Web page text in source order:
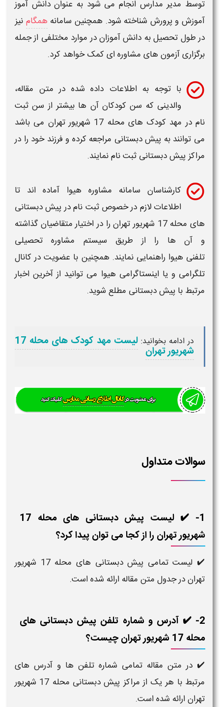
مدیر مدارس انجام می شود به عنوان دانش آموز
و پرورش شناخته شود. همچنین سامانههمگامنیز
طول تحصیل به دانش آموزان در موارد مختلفی از جمله
آزمون های مشاوره ای کمک خواهد کرد.
با توجه به اطلاعات داده شده در متن مقاله،
والدینی که سن کودکان آن ها بیشتر از سن ثبت
در مهد کودک هایمحله 17 شهریور تهران
می باشد
توانند بهپیش دبستانیمراجعه کرده و فرزند خود را در
پیش دبستانیثبت نام نمایند.
کارشناسان سامانه مشاورههیواآماده اند تا
اطلاعات لازم در خصوص ثبت نام درپیش دبستانی
محله 17 شهریور تهران
را در اختیار متقاضیان گذاشته
آن ها را از طریق سیستم مشاوره تحصیلی
هیواراهنمایی نمایند. همچنین با عضویت در کانال
و یا اینستاگرامیهیوامی توانید از آخرین اخبار
باپیش دبستانیمطلع شوید.
در ادامه بخوانید: لیست مهد کودک های محله 17
شهریور تهران
متداول
1- ✔️ لیست پیش دبستانی های محله 17
تهران را از کجا می توان پیدا کرد؟
✔️ لیست تمامی پیش دبستانی های محله 17 شهریور
در جدول متن مقاله ارائه شده است.
2- ✔️ آدرس و شماره تلفن پیش دبستانی های
شهریور تهران چیست؟
در متن مقاله تمامی شماره تلفن ها و آدرس های
مرتبط با هر یک از مراکز پیش دبستانی محله 17 شهریور
ارائه شده است.